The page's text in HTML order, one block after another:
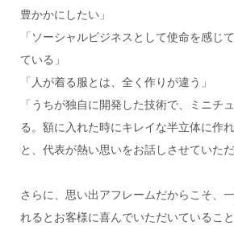
豊かかにしたい」
「ソーシャルビジネスとして使命を感じ
ている」
「人が着る服とは、全く作りが違う」
「うちが独自に開発した技術で、ミニチ
る。額に入れた時にキレイな半立体に作
と、代表が熱い思いをお話しさせていただ
さらに、思い出アフレームだからこそ、
れるとお客様に喜んでいただいているこ